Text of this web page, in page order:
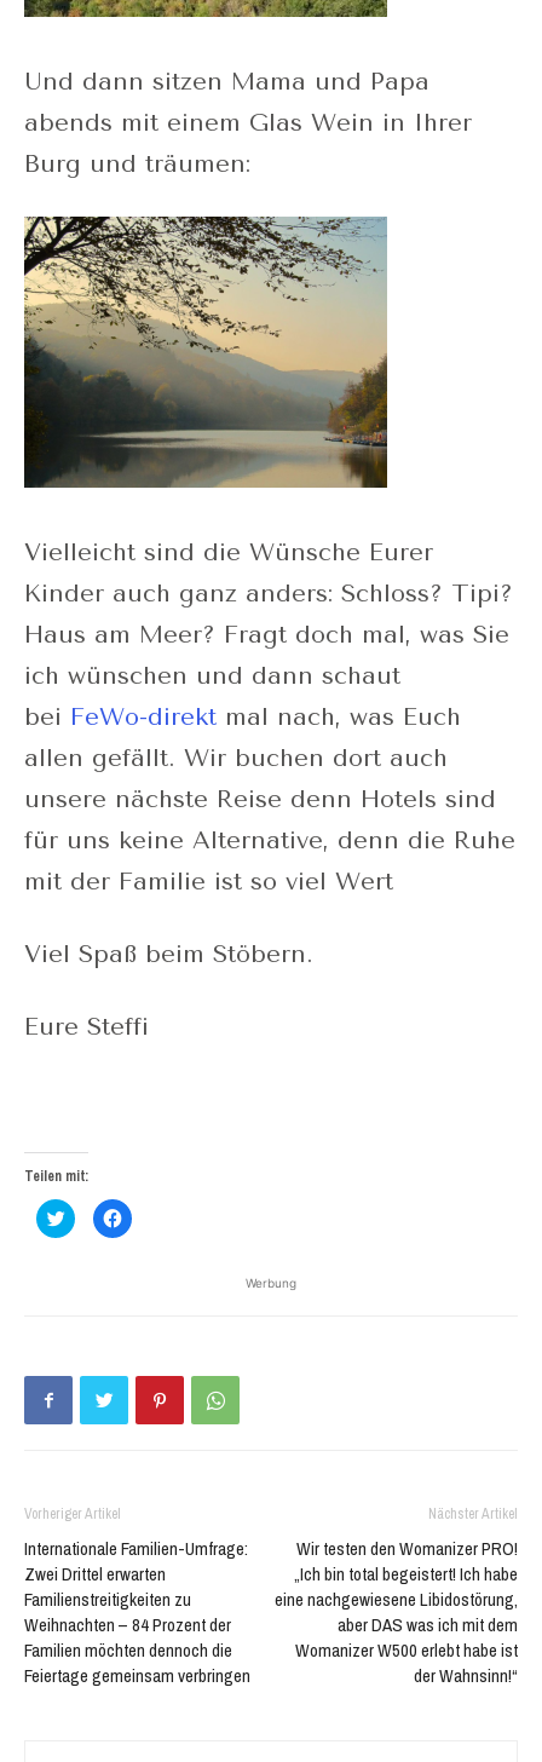
Und dann sitzen Mama und Papa
abends mit einem Glas Wein in Ihrer
Burg und träumen:
Vielleicht sind die Wünsche Eurer
Kinder auch ganz anders: Schloss? Tipi?
Haus am Meer? Fragt doch mal, was Sie
ich wünschen und dann schaut
bei FeWo-direkt mal nach, was Euch
allen gefällt. Wir buchen dort auch
unsere nächste Reise denn Hotels sind
für uns keine Alternative, denn die Ruhe
mit der Familie ist so viel Wert
Viel Spaß beim Stöbern.
Eure Steffi
Teilen mit:
Klick,
um
Klick,
um
Werbung
Vorheriger Artikel
Internationale Familien-Umfrage:
Zwei Drittel erwarten
Familienstreitigkeiten zu
Weihnachten – 84 Prozent der
Familien möchten dennoch die
Feiertage gemeinsam verbringen
Nächster Artikel
Wir testen den Womanizer PRO!
„Ich bin total begeistert! Ich habe
eine nachgewiesene Libidostörung,
aber DAS was ich mit dem
Womanizer W500 erlebt habe ist
der Wahnsinn!“